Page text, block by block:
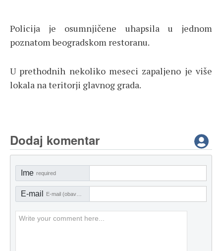
Policija je osumnjičene uhapsila u jednom
poznatom beogradskom restoranu.
U prethodnih nekoliko meseci zapaljeno je više
lokala na teritorji glavnog grada.
Dodaj komentar
Ime required
E-mail